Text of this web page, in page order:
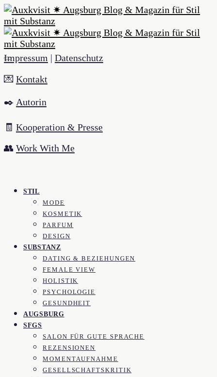
Impressum | Datenschutz
💌 Kontakt
✒️ Autorin
🧾 Kooperation & Presse
👥 Work With Me
STIL
MODE
KOSMETIK
PARFUM
DESIGN
SUBSTANZ
DATING & BEZIEHUNGEN
FEMALE VIEW
HOLISTIK
PSYCHOLOGIE
GESUNDHEIT
AUGSBURG
SFGS
SALON FÜR GUTE SPRACHE
REZENSIONEN
MOMENTAUFNAHME
GESELLSCHAFTSKRITIK